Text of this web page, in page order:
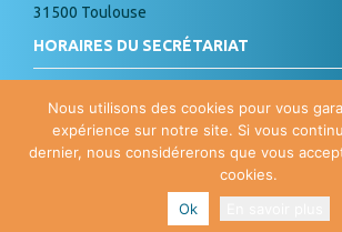
31500 Toulouse
HORAIRES DU SECRÉTARIAT
de 8h à 18h
Mercredi : de 8h à 15h
| Copyright ©
Internet par
Nous utilisons des cookies pour vous
expérience sur notre site. Si vous
dernier, nous considérerons que vous
cookies.
Ok